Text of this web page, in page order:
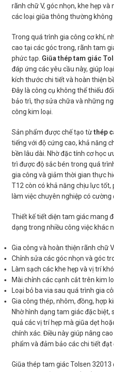
rãnh chữ V, góc nhọn, khe hẹp
các loại giũa thông thường không
Trong quá trình gia công cơ khí,
cao tại các góc trong, rãnh tam
phức tạp. Giũa thép tam giác
đáp ứng các yêu cầu này, giúp
kích thước chi tiết và hoàn thiện
Đây là công cụ không thể thiếu
bảo trì, thợ sửa chữa và những
công kim loại.
Sản phẩm được chế tạo từthép
tiếng với độ cứng cao, khả năng
bền lâu dài. Nhờ đặc tính cơ học
trì được độ sắc bén trong quá
gia công và giảm thời gian thực
T12 còn có khả năng chịu lực
làm việc chuyên nghiệp có cường
Thiết kế tiết diện tam giác mang
dạng trong nhiều công việc khác
Gia công và hoàn thiện rãnh chữ V.
Chỉnh sửa các góc nhọn và góc
Làm sạch các khe hẹp và vị trí
Mài chỉnh các cạnh cắt trên kim
Loại bỏ ba via sau quá trình gia
Gia công thép, nhôm, đồng, hợp
Nhờ hình dạng tam giác đặc biệt,
quả các vị trí hẹp mà giũa dẹt
chính xác. Điều này giúp nâng
phẩm và đảm bảo các chi tiết đạt
Giũa thép tam giác Tolsen